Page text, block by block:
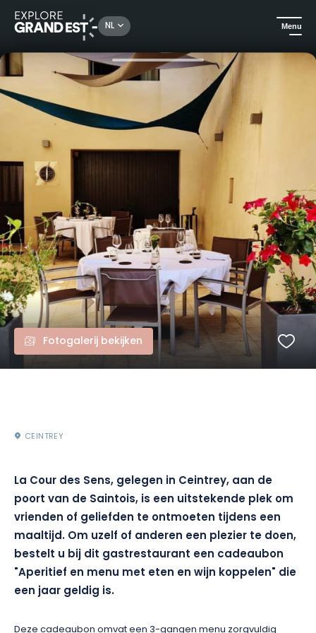
NL Menu
Kijk je ogen uit in de Grand Est Trakteer uzelf op een smaakervaring in La Cour des Sens
Fotogalerij bekijken
CEINTREY
La Cour des Sens, gelegen in Ceintrey, aan de
poort van de Saintois, is een uitstekende plek om
vrienden of geliefden te ontmoeten tijdens een
maaltijd. Om uzelf of anderen een plezier te doen,
bestelt u bij dit gastrestaurant een cadeaubon
"Aperitief en menu met eten en wijn koppelen" die
een jaar geldig is.
Deze cadeaubon omvat een 3-gangen menu zorgvuldig